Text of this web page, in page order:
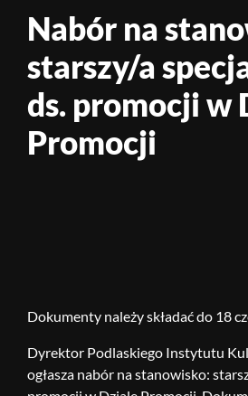
Dziale
Promocji
Treść
stronyNabór na
starszy/a
ds. promocji w
Promocji
Dokumenty należy składać do 18
Dyrektor Podlaskiego Instytutu
ogłasza nabór na stanowisko: